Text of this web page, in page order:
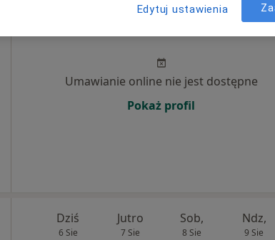
Jutro Sob, Ndz,
Umawianie online nie jest dostępne
Pokaż profil
Dziś
6 Sie
Jutro
7 Sie
Sob,
8 Sie
Ndz,
9 Sie
Edytuj ustawienia